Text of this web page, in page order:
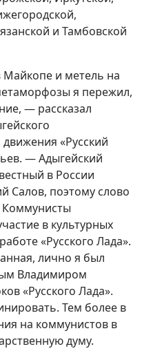
и Тамбовской
Майкопе и метель на
я пережил,
— рассказал
«Русский
— Адыгейский
в России
Салов, поэтому слово
Коммунисты
в культурных
«Русского Лада».
лично я был
Владимиром
«Русского Лада».
Тем более в
на коммунистов в
думу.